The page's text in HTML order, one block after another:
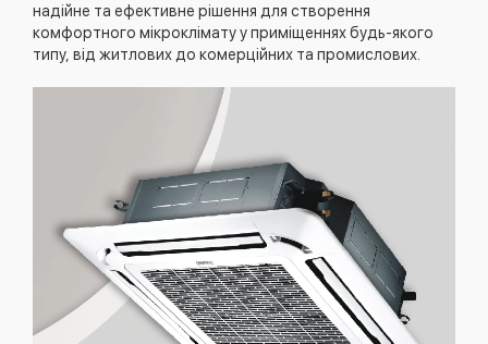
надійне та ефективне рішення для створення
комфортного мікроклімату у приміщеннях будь-якого
типу, від житлових до комерційних та промислових.